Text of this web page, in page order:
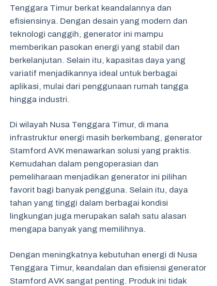
Tenggara Timur berkat keandalannya dan
efisiensinya. Dengan desain yang modern dan
teknologi canggih, generator ini mampu
memberikan pasokan energi yang stabil dan
berkelanjutan. Selain itu, kapasitas daya yang
variatif menjadikannya ideal untuk berbagai
aplikasi, mulai dari penggunaan rumah tangga
hingga industri.
Di wilayah Nusa Tenggara Timur, di mana
infrastruktur energi masih berkembang, generator
Stamford AVK menawarkan solusi yang praktis.
Kemudahan dalam pengoperasian dan
pemeliharaan menjadikan generator ini pilihan
favorit bagi banyak pengguna. Selain itu, daya
tahan yang tinggi dalam berbagai kondisi
lingkungan juga merupakan salah satu alasan
mengapa banyak yang memilihnya.
Dengan meningkatnya kebutuhan energi di Nusa
Tenggara Timur, keandalan dan efisiensi generator
Stamford AVK sangat penting. Produk ini tidak